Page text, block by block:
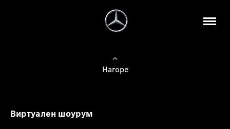
Нагоре
Виртуален шоурум